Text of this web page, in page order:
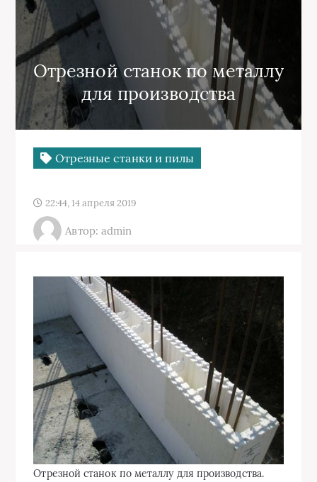
Отрезной станок по металлу
для производства
Отрезные станки и пилы
22:44, 14 апреля 2019
Автор: admin
Отрезной станок по металлу для производства.